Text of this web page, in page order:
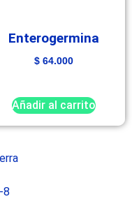
Enterogermina
$ 64.000
Añadir al carrito
8